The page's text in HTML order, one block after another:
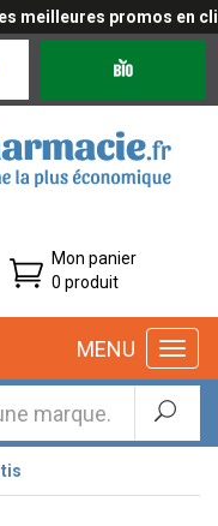
meilleures promos en
Mon panier
0 produit
MENU